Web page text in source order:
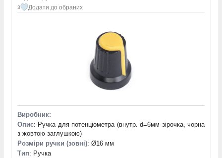
3 Додати до обраних
Виробник:
Опис: Ручка для потенціометра (внутр. d=6мм зірочка, чорна
з жовтою заглушкою)
Розміри ручки (зовні): Ø16 мм
Тип: Ручка